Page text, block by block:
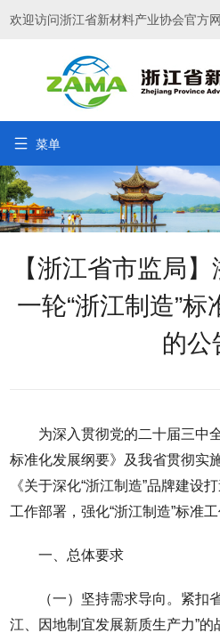
欢迎访问浙江省新材料产业协会官方
 菜单
【浙江省市监局
一轮“浙江制造”
的公
为深入贯彻党的二十届三中
标准化发展纲要》及我省贯彻实
《关于深化“浙江制造”品牌建设
工作部署，强化“浙江制造”标准
一、总体要求
（一）坚持需求导向。紧扣
江、因地制宜发展新质生产力”的